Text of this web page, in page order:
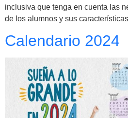
inclusiva que tenga en cuenta las
de los alumnos y sus
Calendario 2024